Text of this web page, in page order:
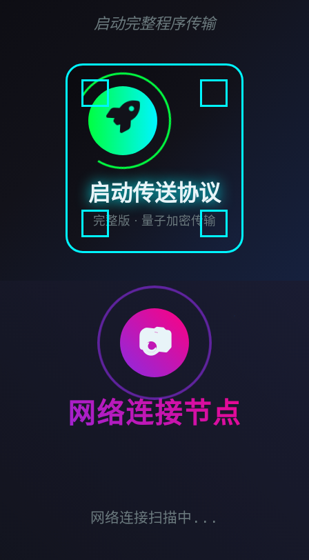
启动完整程序传输
启动传送协议
完整版 · 量子加密传输
📷
网络连接节点
网络连接扫描中...